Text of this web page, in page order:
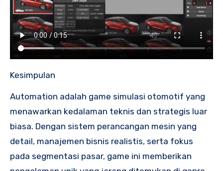
Kesimpulan
Automation adalah game simulasi otomotif yang
menawarkan kedalaman teknis dan strategis luar
biasa. Dengan sistem perancangan mesin yang
detail, manajemen bisnis realistis, serta fokus
pada segmentasi pasar, game ini memberikan